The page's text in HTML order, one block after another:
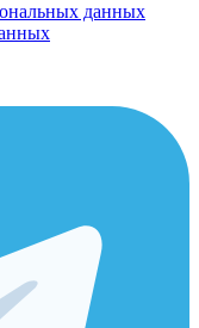
данных